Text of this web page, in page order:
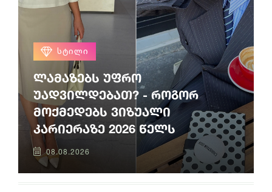
ᲡᲢᲘᲚᲘ
ლამაზებს უფრო
უადვილდებათ? - როგორ
მოქმედებს ვიზუალი
კარიერაზე 2026 წელს
08.08.2026